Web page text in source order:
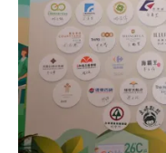
管理。